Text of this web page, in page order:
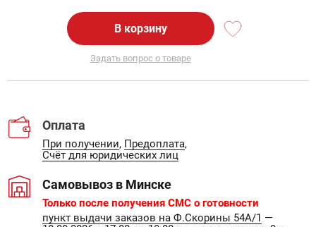
В корзину
Задать вопрос о товаре
Оплата
При получении, Предоплата,
Счёт для юридических лиц
Самовывоз в Минске
Только после получения СМС о готовности
пункт выдачи заказов на Ф.Скорины 54А/1 —